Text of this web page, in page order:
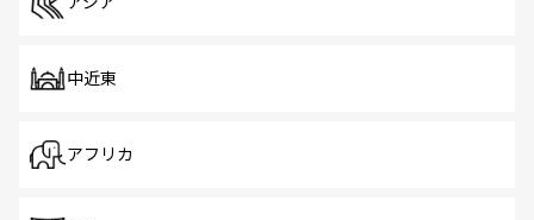
中近東
アフリカ